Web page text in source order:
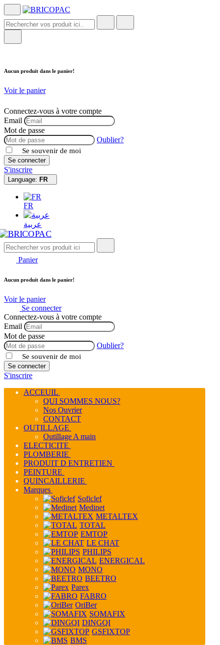
Aucun produit dans le panier!
Voir le panier
Connectez-vous à votre compte
Email
Mot de passe
Oublier?
Se souvenir de moi
Se connecter
S'inscrire
Language: FR
FR
عربية
Panier
Aucun produit dans le panier!
Voir le panier
Se connecter
Connectez-vous à votre compte
Email
Mot de passe
Oublier?
Se souvenir de moi
Se connecter
S'inscrire
ACCEUIL
QUI SOMMES NOUS?
Nos Ouvrier
CONTACT
OUTILLAGE
Outillage A main
ELECTICITE
PLOMBERIE
PRODUIT D ENTRETIEN
PEINTURE
QUINCAILLERIE
Marques
Soficlef
Medinet
METALTEX
TOTAL
EMTOP
LE CHAT
PHILIPS
ENERGICAL
MONO
BEETRO
Parex
FABRO
OriBer
SOMAFIX
DINGQI
GSFIXTOP
BMS